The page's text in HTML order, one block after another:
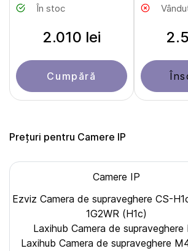
În stoc
2.010 lei
Cumpără
Prețuri pentru Camere IP
Camere IP
Ezviz Camera de supraveghere CS-
1G2WR (H1c)
Laxihub Camera de supraveghere
Laxihub Camera de supraveghere